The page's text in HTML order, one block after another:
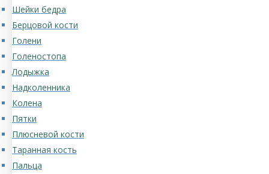
Шейки бедра
Берцовой кости
Голени
Голеностопа
Лодыжка
Надколенника
Колена
Пятки
Плюсневой кости
Таранная кость
Пальца